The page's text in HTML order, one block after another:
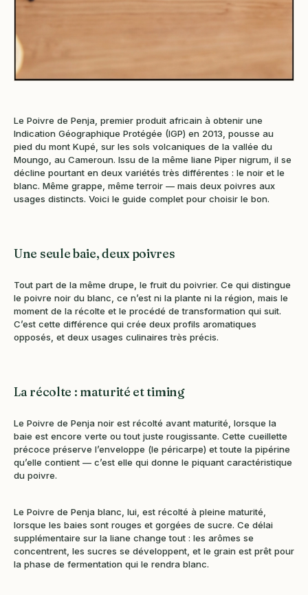
Le Poivre de Penja, premier produit africain à obtenir une
Indication Géographique Protégée (IGP) en 2013, pousse au
pied du mont Kupé, sur les sols volcaniques de la vallée du
Moungo, au Cameroun. Issu de la même liane Piper nigrum, il se
décline pourtant en deux variétés très différentes : le noir et le
blanc. Même grappe, même terroir — mais deux poivres aux
usages distincts. Voici le guide complet pour choisir le bon.
Une seule baie, deux poivres
Tout part de la même drupe, le fruit du poivrier. Ce qui distingue
le poivre noir du blanc, ce n’est ni la plante ni la région, mais le
moment de la récolte et le procédé de transformation qui suit.
C’est cette différence qui crée deux profils aromatiques
opposés, et deux usages culinaires très précis.
La récolte : maturité et timing
Le Poivre de Penja noir est récolté avant maturité, lorsque la
baie est encore verte ou tout juste rougissante. Cette cueillette
précoce préserve l’enveloppe (le péricarpe) et toute la pipérine
qu’elle contient — c’est elle qui donne le piquant caractéristique
du poivre.
Le Poivre de Penja blanc, lui, est récolté à pleine maturité,
lorsque les baies sont rouges et gorgées de sucre. Ce délai
supplémentaire sur la liane change tout : les arômes se
concentrent, les sucres se développent, et le grain est prêt pour
la phase de fermentation qui le rendra blanc.